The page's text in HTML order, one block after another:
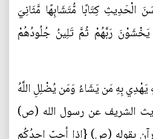
الْحَدِيثِ كِتَابًا مُّتَشَابِهًا مَّثَانِيَ
يَخْشَوْنَ رَبَّهُمْ ثُمَّ تَلِينُ جُلُودُهُمْ
يَهْدِي بِهِ مَن يَشَاءُ وَمَن يُضْلِلِ اللَّهُ
الشريف عن رسول الله (ص)